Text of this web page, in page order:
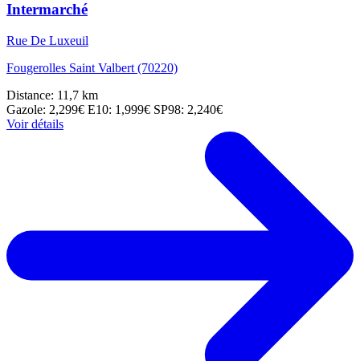
Intermarché
Rue De Luxeuil
Fougerolles Saint Valbert (70220)
Distance: 11,7 km
Gazole: 2,299€ E10: 1,999€ SP98: 2,240€
Voir détails